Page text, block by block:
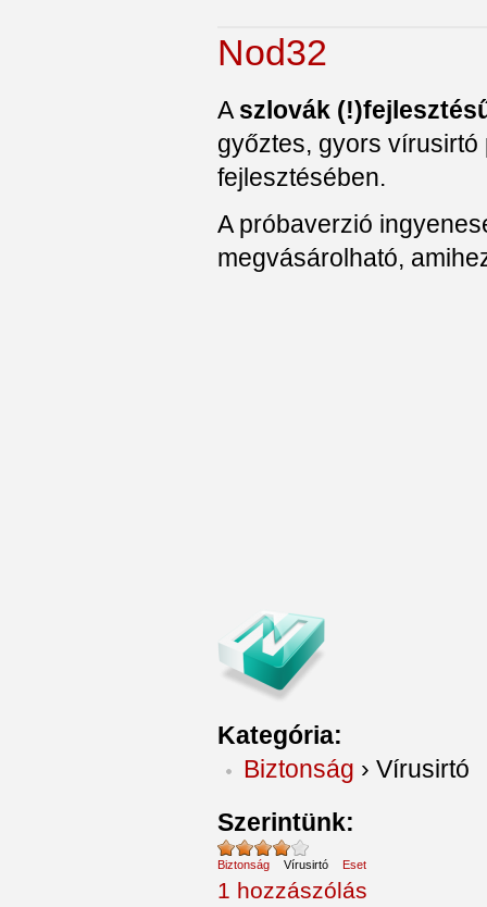
Nod32
A szlovák
győztes, gyors
fejlesztésében.
A próbaverzió
megvásárolható,
Kategória:
Biztonság › Vírusirtó
Szerintünk:
Biztonság Vírusirtó Eset
1 hozzászólás